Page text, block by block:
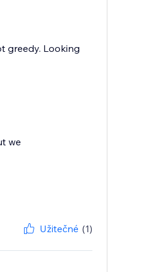
greedy. Looking
we
Užitečné (1)